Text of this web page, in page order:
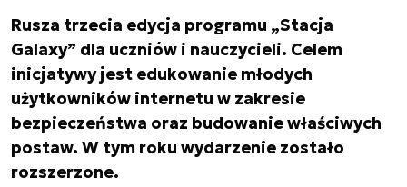
Rusza trzecia edycja programu „Stacja
Galaxy” dla uczniów i nauczycieli. Celem
inicjatywy jest edukowanie młodych
użytkowników internetu w zakresie
bezpieczeństwa oraz budowanie właściwych
postaw. W tym roku wydarzenie zostało
rozszerzone.